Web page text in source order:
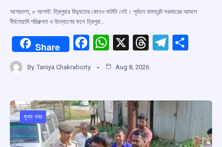
আগরতলা, ৮ আগস্ট: ত্রিপুরায় বিদ্যুতের কোনও ঘাটতি নেই। পূর্বতন বামফ্রন্ট সরকারের আমলে
দীর্ঘমেয়াদি পরিকল্পনা ও উদ্যোগের ফলে ত্রিপুরা…
Share
F
ce
o
o
k
W
h
at
A
p
p
X
T
e
d
s
T
a
m
By Taniya Chakraborty Aug 8, 2026
মুখ্য খবর